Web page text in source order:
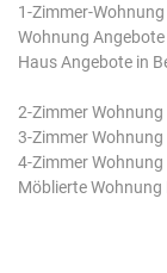
1-Zimmer-
Wohnung Angebote
Haus Angebote in
2-Zimmer Wohnung
3-Zimmer Wohnung
4-Zimmer Wohnung
Möblierte Wohnung